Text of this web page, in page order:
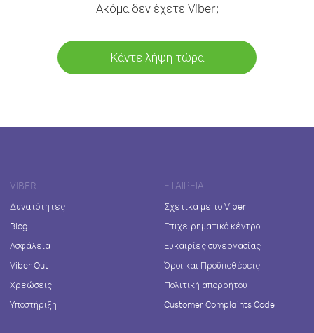
Ακόμα δεν έχετε Viber;
Κάντε λήψη τώρα
VIBER
Δυνατότητες
Blog
Ασφάλεια
Viber Out
Χρεώσεις
Υποστήριξη
ΕΤΑΙΡΕΊΑ
Σχετικά με το Viber
Επιχειρηματικό κέντρο
Ευκαιρίες συνεργασίας
Όροι και Προϋποθέσεις
Πολιτική απορρήτου
Customer Complaints Code